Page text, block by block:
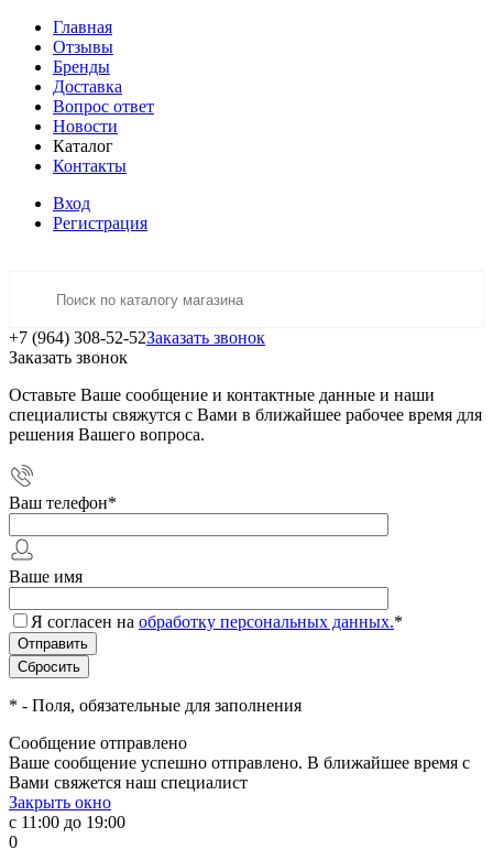
Главная
Отзывы
Бренды
Доставка
Вопрос ответ
Новости
Каталог
Контакты
Вход
Регистрация
+7 (964) 308-52-52Заказать звонок
Заказать звонок
Оставьте Ваше сообщение и контактные данные и наши
специалисты свяжутся с Вами в ближайшее рабочее время для
решения Вашего вопроса.
Ваш телефон*
Ваше имя
Я согласен на обработку персональных данных.*
* - Поля, обязательные для заполнения
Сообщение отправлено
Ваше сообщение успешно отправлено. В ближайшее время с
Вами свяжется наш специалист
Закрыть окно
с 11:00 до 19:00
0